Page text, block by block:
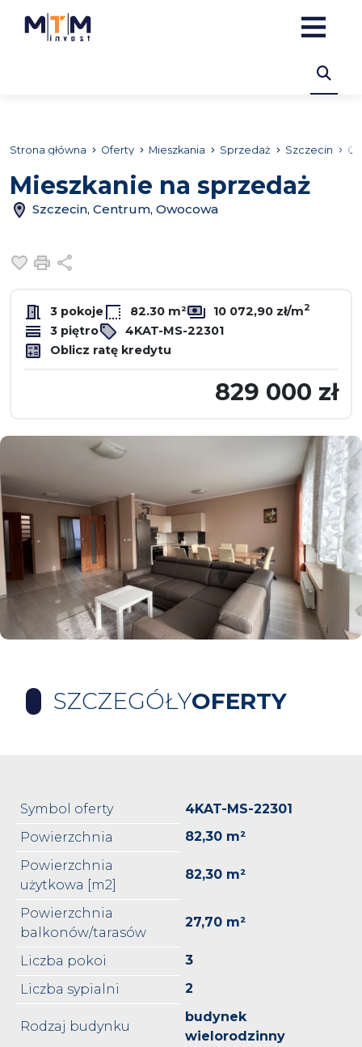
Strona główna Oferty Mieszkania Sprzedaż Szczecin
Mieszkanie na sprzedaż
Szczecin, Centrum, Owocowa
Dodaj do ulubionych
Drukuj
3 pokoje 82.30 m² 10 072,90 zł/m2
3 piętro
4KAT-MS-22301
Oblicz ratę kredytu
829 000 zł
SZCZEGÓŁYOFERTY
Symbol oferty
4KAT-MS-22301
Powierzchnia
82,30 m²
Powierzchnia
użytkowa [m2]
82,30 m²
Powierzchnia
balkonów/tarasów
27,70 m²
Liczba pokoi
3
Liczba sypialni
2
Rodzaj budynku
budynek
wielorodzinny